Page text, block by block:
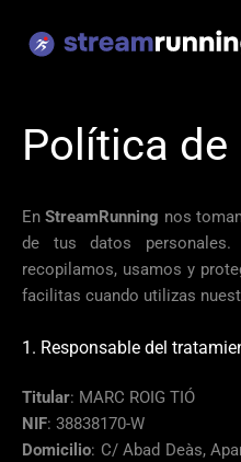
Política de
EnStreamRunning nos
de tus datos
recopilamos, usamos y
facilitas cuando utilizas
1. Responsable del
Titular: MARC ROIG TIÓ
NIF: 38838170-W
Domicilio: C/ Abad Deàs,